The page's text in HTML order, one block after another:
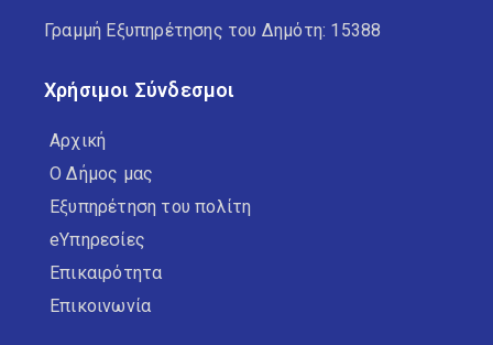
Γραμμή Εξυπηρέτησης του Δημότη: 15388
Χρήσιμοι Σύνδεσμοι
Αρχική
Ο Δήμος μας
Εξυπηρέτηση του πολίτη
eΥπηρεσίες
Επικαιρότητα
Επικοινωνία